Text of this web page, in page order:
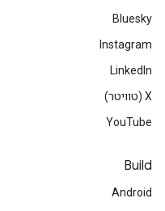
Bluesky
Instagram
LinkedIn
‫X (טוויטר)
YouTube
Build
Android